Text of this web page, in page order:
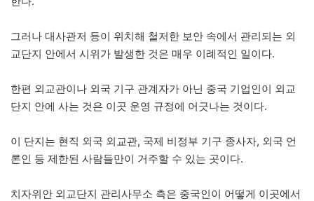
그러나 대사관저 등이 위치해 철저한 보안 속에서 관리되는 외
교단지 안에서 시위가 발생한 것은 매우 이례적인 일이다.
한편 외교관이나 외국 기구 관계자가 아닌 중국 기업인이 외교
단지 안에 사는 것은 이곳 운영 규정에 어긋나는 것이다.
이 단지는 현직 외국 외교관, 국제 비정부 기구 종사자, 외국 언
론인 등 제한된 사람들만이 거주할 수 있는 곳이다.
치자위안 외교단지 관리사무소 측은 중국인이 어떻게 이곳에서